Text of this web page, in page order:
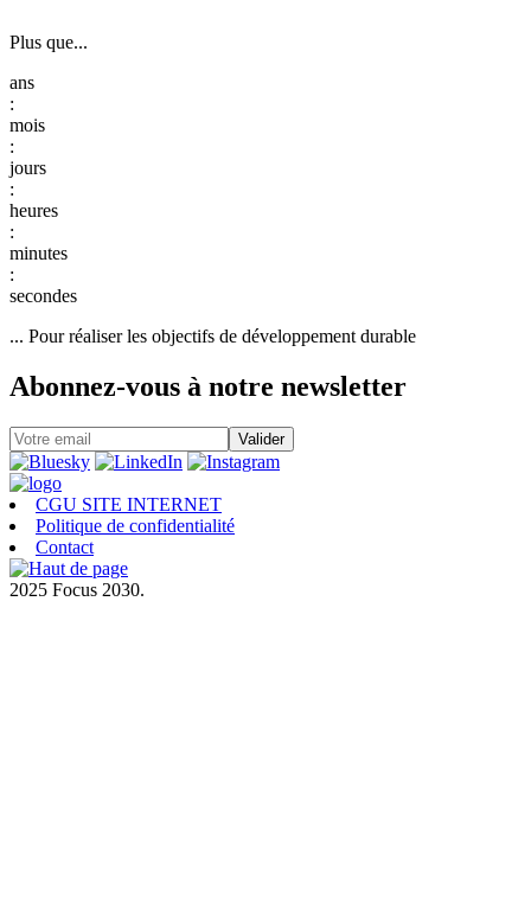
Plus que...
:
:
:
:
:
... Pour réaliser les objectifs de développement durable
Abonnez-vous à notre newsletter
CGU SITE INTERNET
Politique de confidentialité
Contact
2025 Focus 2030.